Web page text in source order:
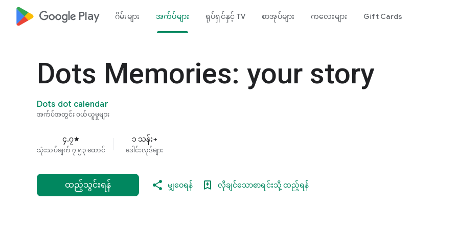
google_logo Play ဂိမ်းများ အက်ပ်များ ရုပ်ရှင်နှင့် TV စာအုပ်များ ကလေးများ Gift Cards
Dots Memories: your story
Dots dot calendar
အက်ပ်အတွင်း ဝယ်ယူမှုများ
၄.၇star
သုံးသပ်ချက် ၇.၅၃ ထောင်
၁ သန်း+
ဒေါင်းလုဒ်များ
ထည့်သွင်းရန် မျှဝေရန် လိုချင်သောစာရင်းသို့ ထည့်ရန်